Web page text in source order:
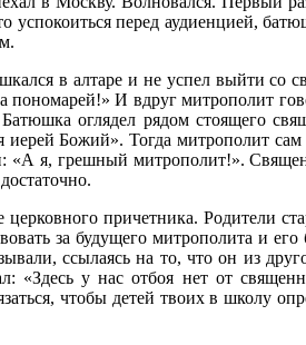
успокоиться перед аудиенцией,
в алтаре и не успел выйти со
пономарей!» И вдруг митрополит
оглядел рядом стоящего
Божий». Тогда митрополит сам
«А я, грешный митрополит!».
причетника. Родители
за будущего митрополита и
ссылаясь на то, что он из
«Здесь у нас отбоя нет от
чтобы детей твоих в школу